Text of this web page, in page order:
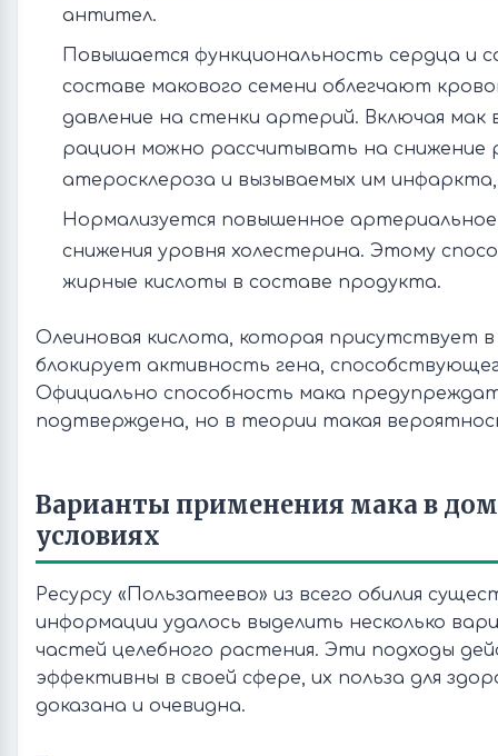
антител.
Повышается функциональность сердца и
составе макового семени облегчают
давление на стенки артерий. Включая мак
рацион можно рассчитывать на снижение
атеросклероза и вызываемых им
Нормализуется повышенное артериальное
снижения уровня холестерина. Этому
жирные кислоты в составе продукта.
Олеиновая кислота, которая присутствует
блокирует активность гена,
Официально способность мака
подтверждена, но в теории такая
Варианты применения мака в
условиях
Ресурсу «Пользатеево» из всего обилия
информации удалось выделить несколько
частей целебного растения. Эти подходы
эффективны в своей сфере, их польза для
доказана и очевидна.